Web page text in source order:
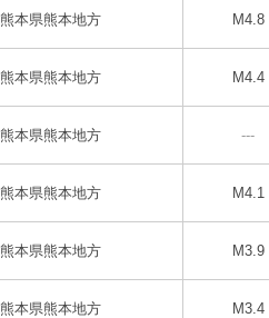
熊本県熊本地方 M4.8
熊本県熊本地方 M4.4
熊本県熊本地方 ---
熊本県熊本地方 M4.1
熊本県熊本地方 M3.9
熊本県熊本地方 M3.4